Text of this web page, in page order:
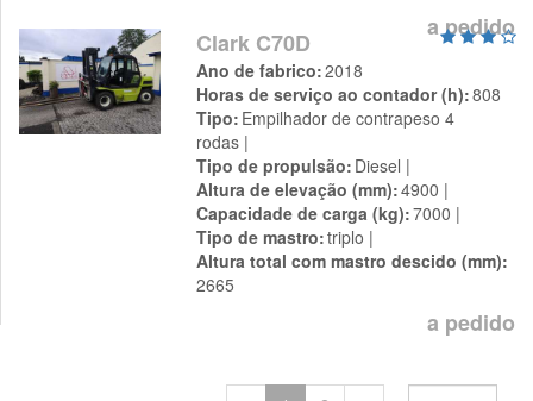
a pedido
Clark C70D
Ano de fabrico 2018
Horas de serviço ao contador (h) 808
Tipo Empilhador de contrapeso 4
rodas
Tipo de propulsão Diesel
Altura de elevação (mm) 4900
Capacidade de carga (kg) 7000
Tipo de mastro triplo
Altura total com mastro descido (mm)
2665
a pedido